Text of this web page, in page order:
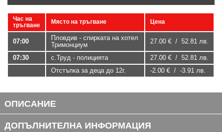
Час на
тръгване
Място на тръгване Цена
07:00
Пловдив - спирката на хотел
Тримонциум
27.00 € / 52.81 лв.
07:30 с.Труд - полицията
27.00 € / 52.81 лв.
Отстъпка за деца до 12г.
-2.00 € / -3.91 лв.
ОПИСАНИЕ
ДОПЪЛНИТЕЛНА ИНФОРМАЦИЯ